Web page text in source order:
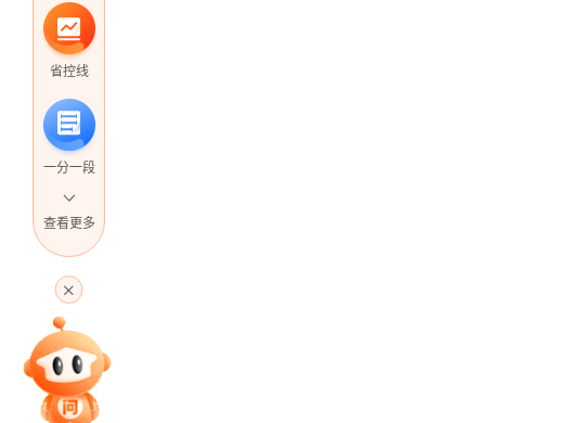
省控线
一分一段
专家指导课
查看更多